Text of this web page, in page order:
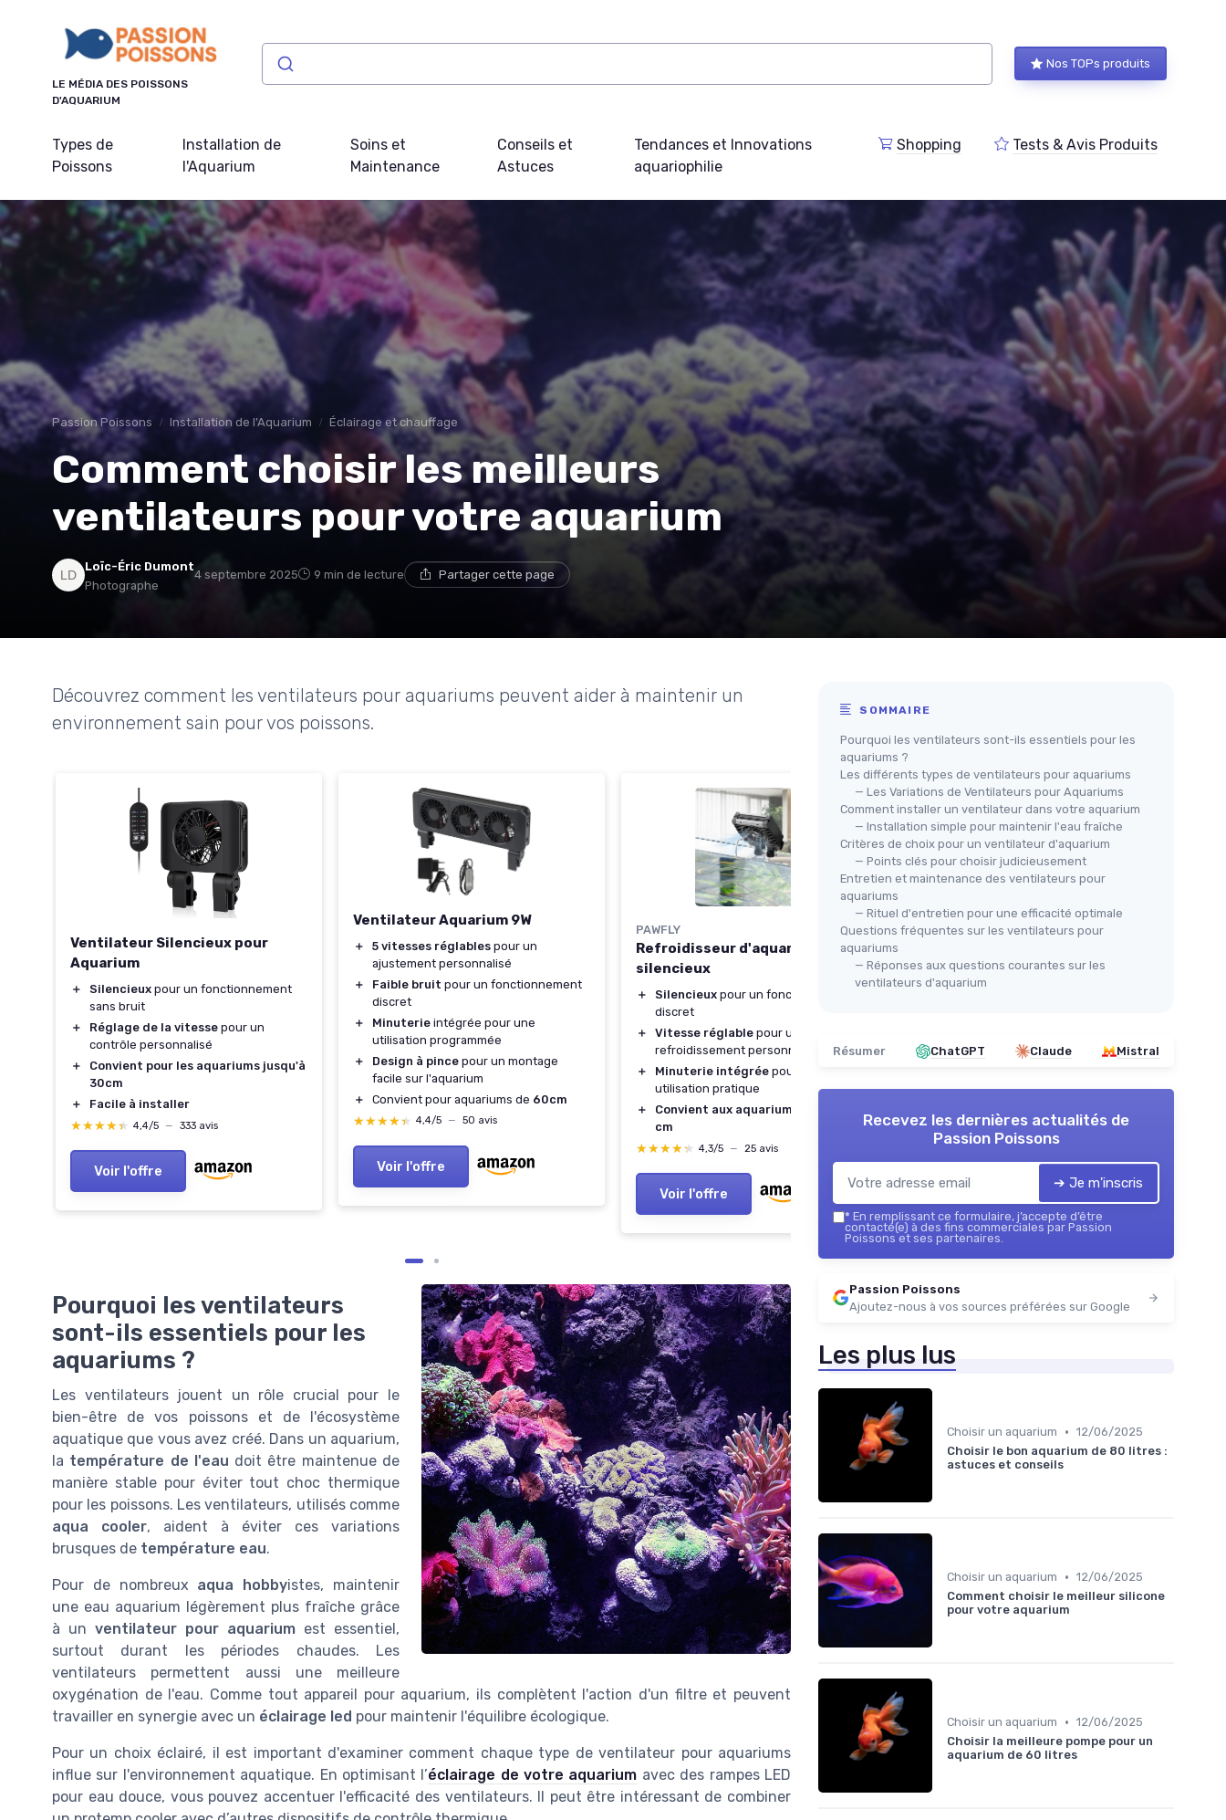
LE MÉDIA DES POISSONS
D'AQUARIUM
Nos TOPs produits
Types de
Poissons
Installation de
l'Aquarium
Soins et
Maintenance
Conseils et
Astuces
Tendances et Innovations
aquariophilie
Shopping Tests & Avis Produits
Passion Poissons Installation de l'Aquarium Éclairage et chauffage
Comment choisir les meilleurs
ventilateurs pour votre aquarium
Loïc-Éric Dumont
Photographe
4 septembre 2025 9 min de lecture Partager cette page
Découvrez comment les ventilateurs pour aquariums peuvent aider à maintenir un
environnement sain pour vos poissons.
Ventilateur Silencieux pour
Aquarium
＋ Silencieux pour un fonctionnement
sans bruit
＋
Réglage de la vitesse pour un
contrôle personnalisé
＋
Convient pour les aquariums jusqu'à
30cm
＋
Facile à installer
★★★★★
★★★★★ 4,4/5 — 333 avis
Voir l'offre
Ventilateur Aquarium 9W
＋ 5 vitesses réglables pour un
ajustement personnalisé
＋
Faible bruit pour un fonctionnement
discret
＋
Minuterie intégrée pour une
utilisation programmée
＋
Design à pince pour un montage
facile sur l'aquarium
＋
Convient pour aquariums de 60cm
★★★★★
★★★★★ 4,4/5 — 50 avis
Voir l'offre
PAWFLY
Refroidisseur d'aquarium
silencieux
＋ Silencieux pour un fonctionnement
discret
＋
Vitesse réglable pour un
refroidissement personnalisé
＋
Minuterie intégrée pour une
utilisation pratique
＋
Convient aux aquariums jusqu'à 40
cm
★★★★★
★★★★★ 4,3/5 — 25 avis
Voir l'offre
Ventilateur Silencieux pour
Aquarium
＋ Silencieux
contrôle personnalisé
★★★★★
★★★★★ 4,4/5 — 333 avis
Pourquoi les ventilateurs
sont-ils essentiels pour les
aquariums ?
Les ventilateurs jouent un rôle crucial pour le
bien-être de vos poissons et de l'écosystème
aquatique que vous avez créé. Dans un aquarium,
la température de l'eau doit être maintenue de
manière stable pour éviter tout choc thermique
pour les poissons. Les ventilateurs, utilisés comme
aqua cooler, aident à éviter ces variations
brusques de température eau.
Pour de nombreux aqua hobbyistes, maintenir
une eau aquarium légèrement plus fraîche grâce
à un ventilateur pour aquarium est essentiel,
surtout durant les périodes chaudes. Les
ventilateurs permettent aussi une meilleure
oxygénation de l'eau. Comme tout appareil pour aquarium, ils complètent l'action d'un filtre et peuvent
travailler en synergie avec un éclairage led pour maintenir l'équilibre écologique.
Pour un choix éclairé, il est important d'examiner comment chaque type de ventilateur pour aquariums
influe sur l'environnement aquatique. En optimisant l’éclairage de votre aquarium avec des rampes LED
pour eau douce, vous pouvez accentuer l'efficacité des ventilateurs. Il peut être intéressant de combiner
SOMMAIRE
Pourquoi les ventilateurs sont-ils essentiels pour les
aquariums ?
Les différents types de ventilateurs pour aquariums
— Les Variations de Ventilateurs pour Aquariums
Comment installer un ventilateur dans votre aquarium
— Installation simple pour maintenir l'eau fraîche
Critères de choix pour un ventilateur d'aquarium
— Points clés pour choisir judicieusement
Entretien et maintenance des ventilateurs pour
aquariums
— Rituel d'entretien pour une efficacité optimale
Questions fréquentes sur les ventilateurs pour
aquariums
— Réponses aux questions courantes sur les
ventilateurs d'aquarium
Résumer ChatGPT Claude Mistral
Recevez les dernières actualités de
Passion Poissons
➔ Je m'inscris
* En remplissant ce formulaire, j’accepte d’être
contacté(e) à des fins commerciales par Passion
Poissons et ses partenaires.
Passion Poissons
Ajoutez-nous à vos sources préférées sur Google
Les plus lus
Choisir un aquarium • 12/06/2025
Choisir le bon aquarium de 80 litres :
astuces et conseils
Choisir un aquarium • 12/06/2025
Comment choisir le meilleur silicone
pour votre aquarium
Choisir un aquarium • 12/06/2025
Choisir la meilleure pompe pour un
aquarium de 60 litres